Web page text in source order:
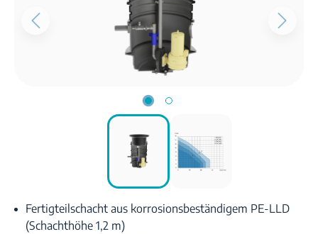
Fertigteilschacht aus korrosionsbeständigem PE-LLD
(Schachthöhe 1,2 m)